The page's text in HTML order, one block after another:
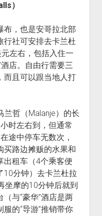
）
布，也是安哥拉北部
行社可安排去卡兰杜
左右，包括入住一
店。自由行需要三
而且可以跟当地人打
兰哲（Malanje）的长
时左右到，但通常
途中停车无数次，
买路边摊贩的水果和
出租车（4个乘客便
10分钟）去卡兰杜拉
坐摩的10分钟后就到
与“豪华”酒店是两
的“导游”推销带你